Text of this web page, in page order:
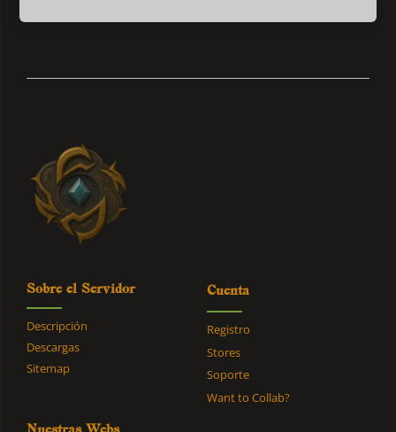
Sobre el Servidor
Descripción
Descargas
Sitemap
Cuenta
Registro
Stores
Soporte
Want to Collab?